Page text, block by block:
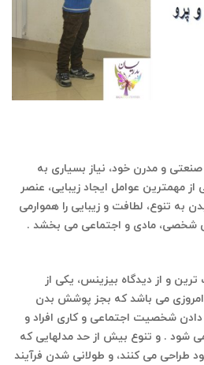
صنعتی و مدرن خود، نیاز بسیاری به
مهمترین عوامل ایجاد زیبایی، عنصر
به تنوع، لطافت و زیبایی را هموارمی
شخصی، مادی و اجتماعی می بخشد .
و از دیدگاه بیزینس، یکی از
امروزی می باشد که بجز پوشش بدن
شخصیت اجتماعی و کاری افراد و
شود . و تنوع بیش از حد مدلهایی که
طراحی می کنند، و طولانی شدن فرآیند